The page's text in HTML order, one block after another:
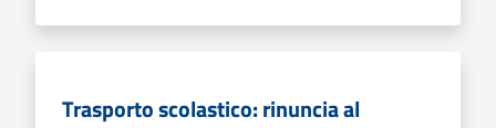
Trasporto scolastico: rinuncia al